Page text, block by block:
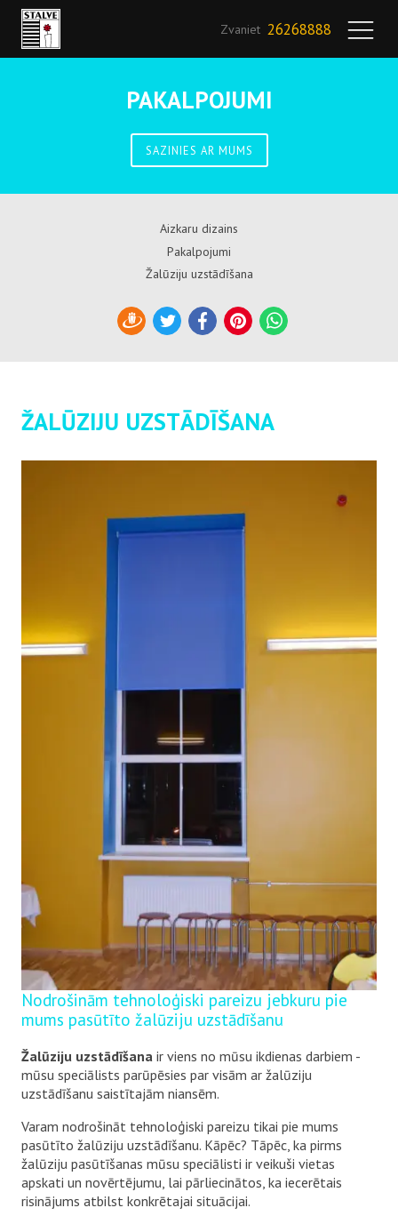
Zvaniet 26268888
PAKALPOJUMI
SAZINIES AR MUMS
Aizkaru dizains
Pakalpojumi
Žalūziju uzstādīšana
DraugiemTwitterFacebookPinterestWhatsApp
ŽALŪZIJU UZSTĀDĪŠANA
Nodrošinām tehnoloģiski pareizu jebkuru pie
mums pasūtīto žalūziju uzstādīšanu
Žalūziju uzstādīšana ir viens no mūsu ikdienas darbiem -
mūsu speciālists parūpēsies par visām ar žalūziju
uzstādīšanu saistītajām niansēm.
Varam nodrošināt tehnoloģiski pareizu tikai pie mums
pasūtīto žalūziju uzstādīšanu. Kāpēc? Tāpēc, ka pirms
žalūziju pasūtīšanas mūsu speciālisti ir veikuši vietas
apskati un novērtējumu, lai pārliecinātos, ka iecerētais
risinājums atbilst konkrētajai situācijai.